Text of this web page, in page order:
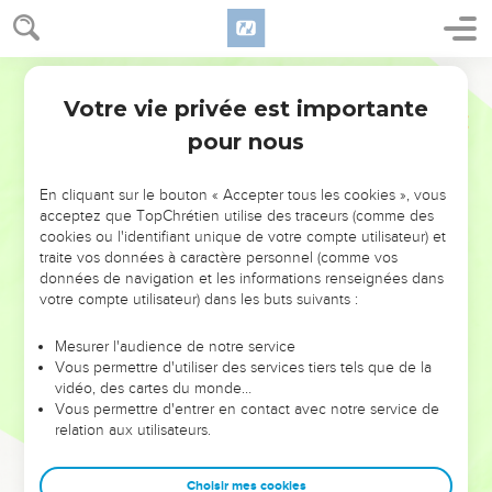
NE MANQUEZ PAS L’ÉVÉNEMENT
DE L’ANNÉE !
ET SI LEURS ERREURS POUVAIENT VOUS ÉVITER LES
VOTRES ?
leur foi ou leur vision. Mais on voit moins les doutes, les erreurs
et les saisons difficiles qu'ils ont traversés, alors même que ce
sont elles qui les ont façonnés.
Dans cette conférence, leaders, entrepreneurs, et responsables
clés pour avancer avec plus de sagesse afin que leurs erreurs
Votre vie privée est importante
pour nous
En cliquant sur le bouton « Accepter tous les cookies », vous
acceptez que TopChrétien utilise des traceurs (comme des
cookies ou l'identifiant unique de votre compte utilisateur) et
traite vos données à caractère personnel (comme vos
données de navigation et les informations renseignées dans
votre compte utilisateur) dans les buts suivants :
Mesurer l'audience de notre service
Vous permettre d'utiliser des services tiers tels que de la
vidéo, des cartes du monde…
Vous permettre d'entrer en contact avec notre service de
relation aux utilisateurs.
Choisir mes cookies